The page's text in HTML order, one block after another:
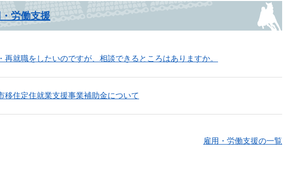
労働支援
再就職をしたいのですが、相談できるところはありますか。
移住定住就業支援事業補助金について
雇用・労働支援の一覧